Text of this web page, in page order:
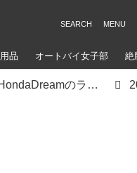
用品 オートバイ女子部 絶
日本郵便HondaDreamのライダーと一緒に走れる！「2023T.Proサーキット走行会」に参加してきました